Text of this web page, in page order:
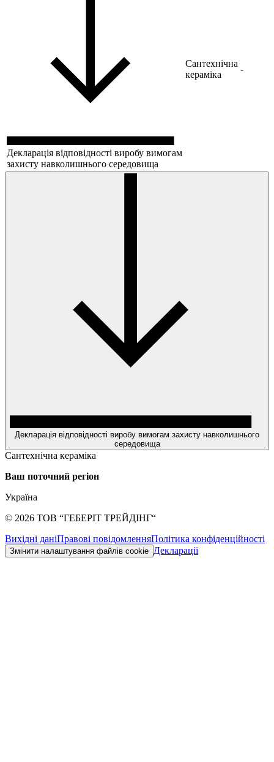
Декларація відповідності виробу вимогам
захисту навколишнього середовища
Сантехнічна
кераміка
-
Декларація відповідності виробу вимогам захисту навколишнього
середовища
Сантехнічна кераміка
Ваш поточний регіон
Україна
© 2026 ТОВ “ГЕБЕРІТ ТРЕЙДІНГ“
Вихідні даніПравові повідомленняПолітика конфіденційності
Змінити налаштування файлів cookie Декларації